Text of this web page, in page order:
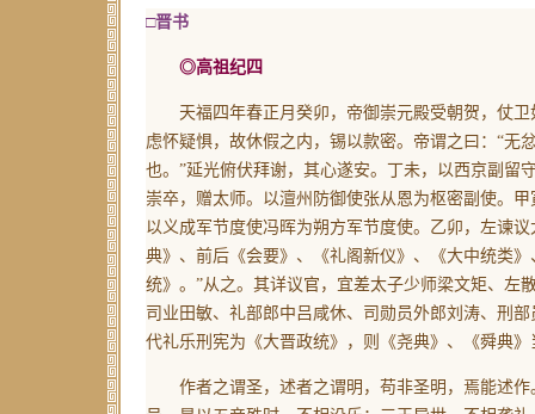
□晋书
◎高祖纪四
天福四年春正月癸卯，帝御崇元殿受朝贺，仗卫
虑怀疑惧，故休假之内，锡以款密。帝谓之曰：“无
也。”延光俯伏拜谢，其心遂安。丁未，以西京副留
崇卒，赠太师。以澶州防御使张从恩为枢密副使。
以义成军节度使冯晖为朔方军节度使。乙卯，左谏
典》、前后《会要》、《礼阁新仪》、《大中统类
统》。”从之。其详议官，宜差太子少师梁文矩、左
司业田敏、礼部郎中吕咸休、司勋员外郎刘涛、刑
代礼乐刑宪为《大晋政统》，则《尧典》、《舜典
作者之谓圣，述者之谓明，苟非圣明，焉能述作